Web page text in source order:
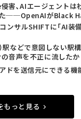
害、AIエージェントは
──OpenAIがBlack
ンサルSHIFTに「AI装
駅などで意図しない
音声を不正に流したか
ドを送信元にできる機
もっと見る